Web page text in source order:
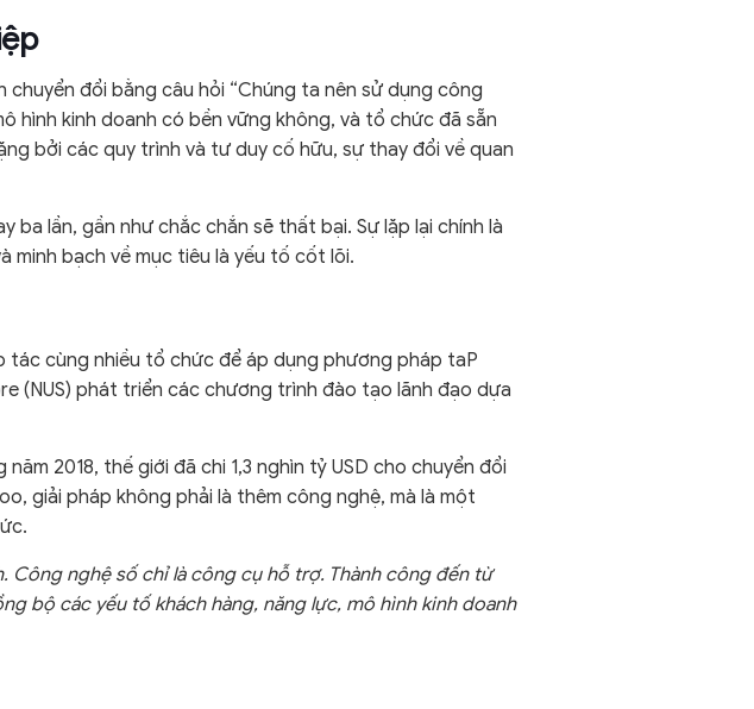
đổi bằng câu hỏi “Chúng ta nên sử dụng công
hình kinh doanh có bền vững không, và tổ chức đã sẵn
bởi các quy trình và tư duy cố hữu, sự thay đổi về quan
ba lần, gần như chắc chắn sẽ thất bại. Sự lặp lại chính là
minh bạch về mục tiêu là yếu tố cốt lõi.
tác cùng nhiều tổ chức để áp dụng phương pháp taP
(NUS) phát triển các chương trình đào tạo lãnh đạo dựa
2018, thế giới đã chi 1,3 nghìn tỷ USD cho chuyển đổi
giải pháp không phải là thêm công nghệ, mà là một
Công nghệ số chỉ là công cụ hỗ trợ. Thành công đến từ
bộ các yếu tố khách hàng, năng lực, mô hình kinh doanh